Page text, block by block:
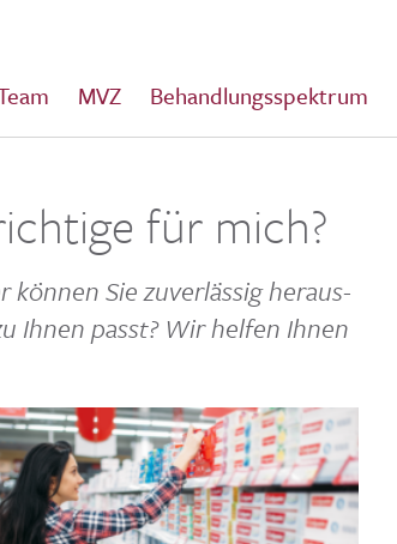
MVZ Behandlungsspektrum
für mich?
können Sie zuver­lässig heraus­
Ihnen passt? Wir helfen Ihnen